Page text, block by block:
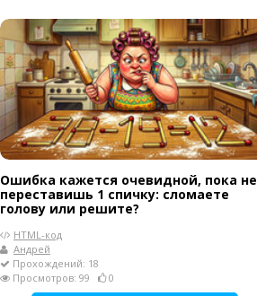
Ошибка кажется очевидной, пока не
переставишь 1 спичку: сломаете
голову или решите?
HTML-код
Андрей
Прохождений: 18
Просмотров: 99
0